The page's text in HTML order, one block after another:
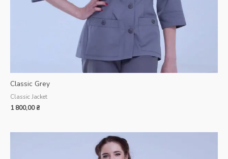
Classic Grey
Classic Jacket
1 800,00₴